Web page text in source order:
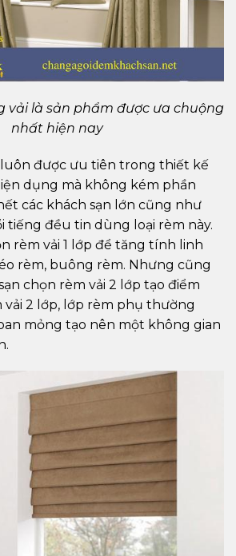
vải là sản phẩm được ưa chuộng
nhất hiện nay
luôn được ưu tiên trong thiết kế
dụng mà không kém phần
các khách sạn lớn cũng như
tiếng đều tin dùng loại rèm này.
rèm vải 1 lớp để tăng tính linh
rèm, buông rèm. Nhưng cũng
chọn rèm vải 2 lớp tạo điểm
vải 2 lớp, lớp rèm phụ thường
mỏng tạo nên một không gian